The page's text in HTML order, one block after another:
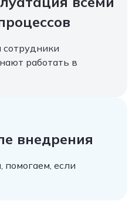
работать в
внедрения
помогаем, если